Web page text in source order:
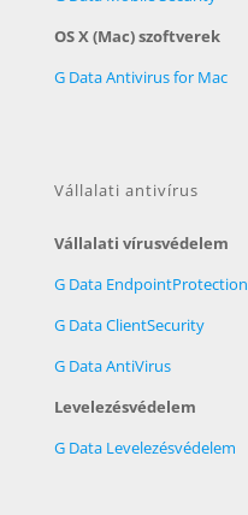
OS X (Mac) szoftverek
G Data Antivirus for Mac
Vállalati antivírus
Vállalati vírusvédelem
G Data EndpointProtection
G Data ClientSecurity
G Data AntiVirus
Levelezésvédelem
G Data Levelezésvédelem